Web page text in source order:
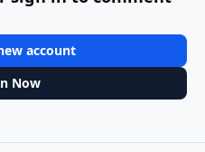
account
Now